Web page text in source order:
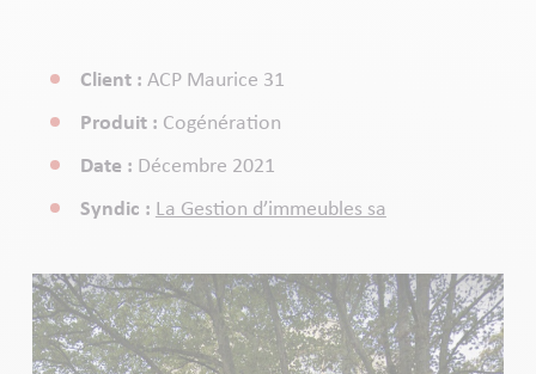
Client : ACP Maurice 31
Produit : Cogénération
Date : Décembre 2021
Syndic : La Gestion d’immeubles sa